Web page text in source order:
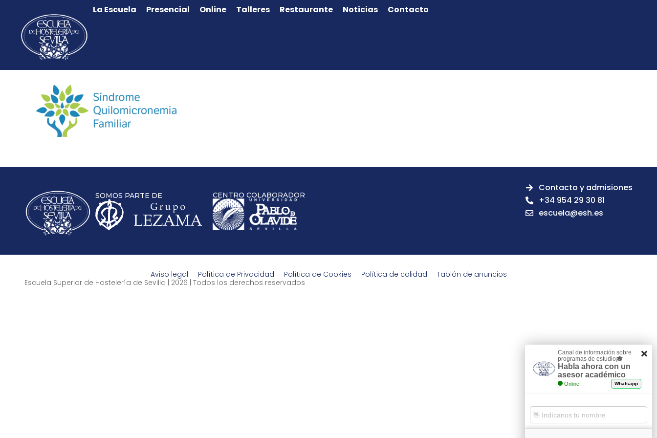
La Escuela Presencial Online Talleres Restaurante Noticias Contacto
SOMOS PARTE DE CENTRO COLABORADOR
Contacto y admisiones
+34 954 29 30 81
escuela@esh.es
Aviso legal Política de Privacidad Política de Cookies Política de calidad
Tablón de anuncios
Escuela Superior de Hostelería de Sevilla | 2026 | Todos los derechos reservados
Canal de información sobre
programas de estudio🎓
Habla ahora con un
asesor académico
Online Whatsapp